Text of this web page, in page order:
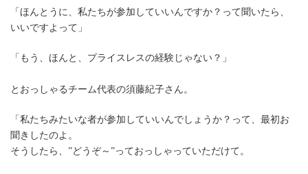
「ほんとうに、私たちが参加していいんですか？って聞いたら、
いいですよって」
「もう、ほんと、プライスレスの経験じゃない？」
とおっしゃるチーム代表の須藤紀子さん。
「私たちみたいな者が参加していいんでしょうか？って、最初お
聞きしたのよ。
そうしたら、”どうぞ～”っておっしゃっていただけて。